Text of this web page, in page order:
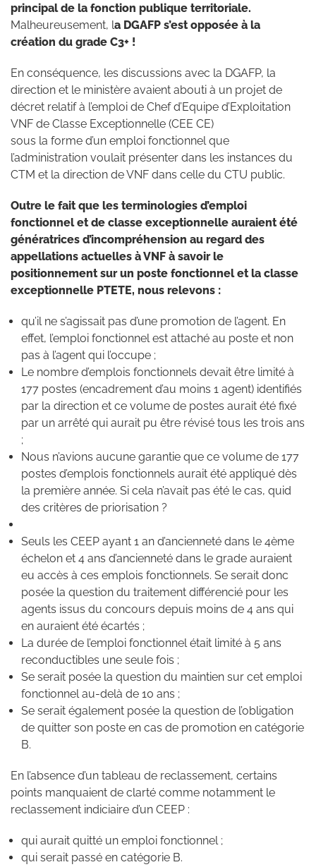
principal de la fonction publique territoriale.
Malheureusement, la DGAFP s’est opposée à la
création du grade C3+ !
En conséquence, les discussions avec la DGAFP, la
direction et le ministère avaient abouti à un projet de
décret relatif à l’emploi de Chef d’Equipe d’Exploitation
VNF de Classe Exceptionnelle (CEE CE)
sous la forme d’un emploi fonctionnel que
l’administration voulait présenter dans les instances du
CTM et la direction de VNF dans celle du CTU public.
Outre le fait que les terminologies d’emploi
fonctionnel et de classe exceptionnelle auraient été
génératrices d’incompréhension au regard des
appellations actuelles à VNF à savoir le
positionnement sur un poste fonctionnel et la classe
exceptionnelle PTETE, nous relevons :
qu’il ne s’agissait pas d’une promotion de l’agent. En
effet, l’emploi fonctionnel est attaché au poste et non
pas à l’agent qui l’occupe ;
Le nombre d’emplois fonctionnels devait être limité à
177 postes (encadrement d’au moins 1 agent) identifiés
par la direction et ce volume de postes aurait été fixé
par un arrêté qui aurait pu être révisé tous les trois ans
;
Nous n’avions aucune garantie que ce volume de 177
postes d’emplois fonctionnels aurait été appliqué dès
la première année. Si cela n’avait pas été le cas, quid
des critères de priorisation ?
Seuls les CEEP ayant 1 an d’ancienneté dans le 4ème
échelon et 4 ans d’ancienneté dans le grade auraient
eu accès à ces emplois fonctionnels. Se serait donc
posée la question du traitement différencié pour les
agents issus du concours depuis moins de 4 ans qui
en auraient été écartés ;
La durée de l’emploi fonctionnel était limité à 5 ans
reconductibles une seule fois ;
Se serait posée la question du maintien sur cet emploi
fonctionnel au-delà de 10 ans ;
Se serait également posée la question de l’obligation
de quitter son poste en cas de promotion en catégorie
B.
En l’absence d’un tableau de reclassement, certains
points manquaient de clarté comme notamment le
reclassement indiciaire d’un CEEP :
qui aurait quitté un emploi fonctionnel ;
qui serait passé en catégorie B.